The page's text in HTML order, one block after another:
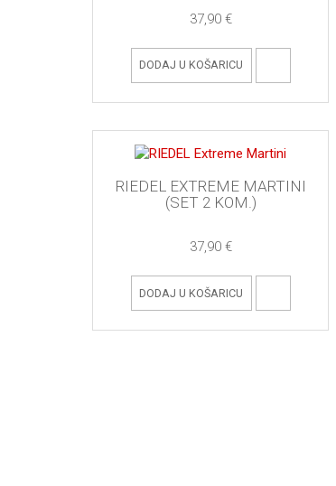
37,90 €
DODAJ U KOŠARICU
RIEDEL EXTREME MARTINI
(SET 2 KOM.)
37,90 €
DODAJ U KOŠARICU